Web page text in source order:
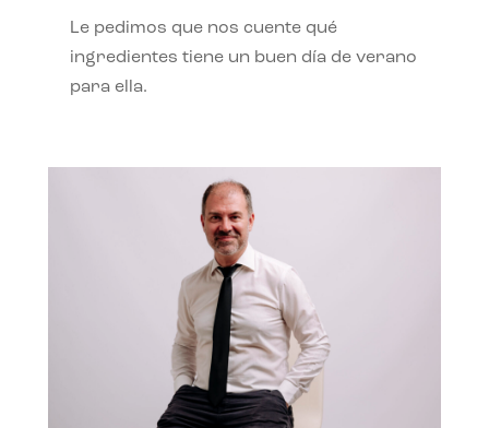
Le pedimos que nos cuente qué
ingredientes tiene un buen día de verano
para ella.